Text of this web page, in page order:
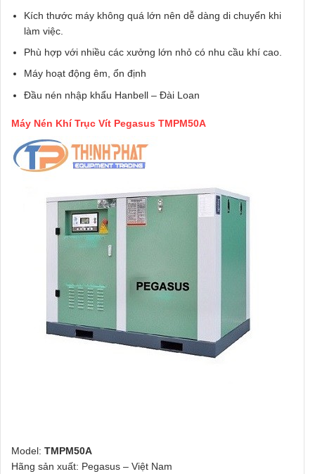
Kích thước máy không quá lớn nên dễ dàng di chuyển khi
làm việc.
Phù hợp với nhiều các xưởng lớn nhỏ có nhu cầu khí cao.
Máy hoạt động êm, ổn định
Đầu nén nhập khẩu Hanbell – Đài Loan
Máy Nén Khí Trục Vít Pegasus TMPM50A
Model: TMPM50A
Hãng sản xuất: Pegasus – Việt Nam